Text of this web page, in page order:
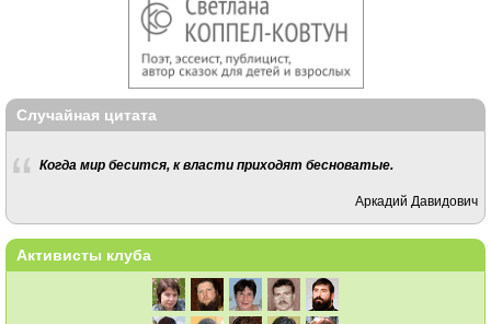
Случайная цитата
Когда мир бесится, к власти приходят бесноватые.
Аркадий Давидович
Активисты клуба